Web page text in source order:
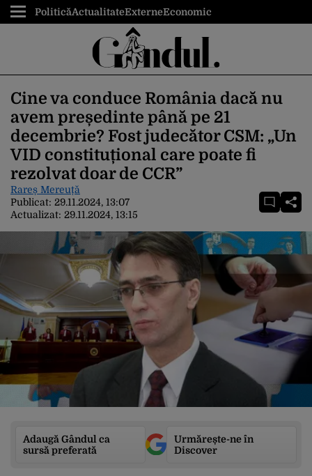
PoliticăActualitateExterneEconomic
Cine va conduce România dacă nu
avem președinte până pe 21
decembrie? Fost judecător CSM: „Un
VID constituțional care poate fi
rezolvat doar de CCR”
Rareș Mereuță
Publicat: 29.11.2024, 13:07
Actualizat: 29.11.2024, 13:15
Adaugă Gândul ca
sursă preferată
Urmărește-ne în
Discover